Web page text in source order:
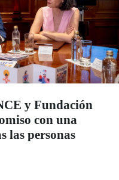
y Fundación
con una
las personas